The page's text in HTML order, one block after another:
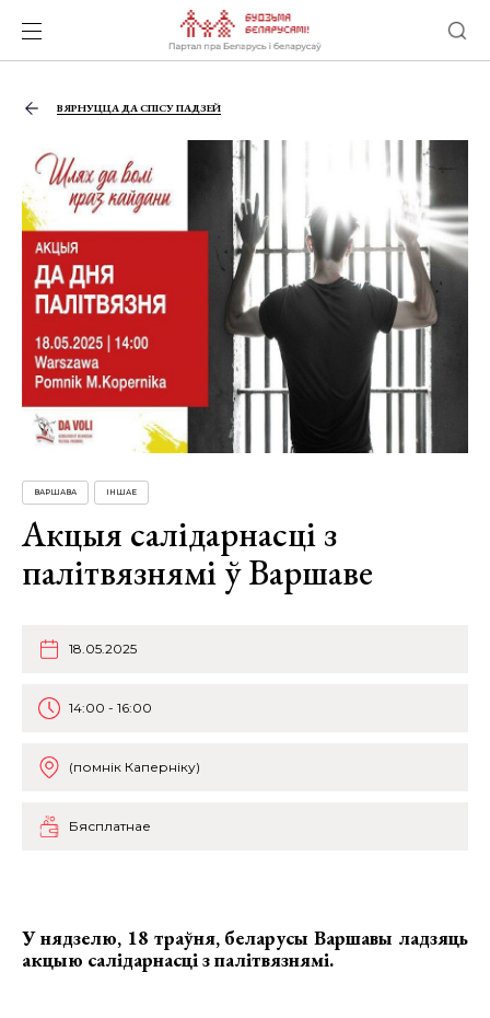
ВЯРНУЦЦА ДА СПІСУ ПАДЗЕЙ
ВАРШАВА ІНШАЕ
Акцыя салідарнасці з
палітвязнямі ў Варшаве
18.05.2025
14:00 - 16:00
(помнік Каперніку)
Бясплатнае
У нядзелю, 18 траўня, беларусы Варшавы ладзяць
акцыю салідарнасці з палітвязнямі.